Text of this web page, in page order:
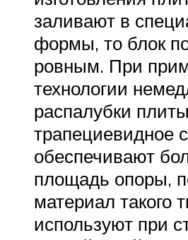
заливают в
формы, то блок
ровным. При
технологии
распалубки
трапециевидное
обеспечивают
площадь опоры,
материал такого
используют при